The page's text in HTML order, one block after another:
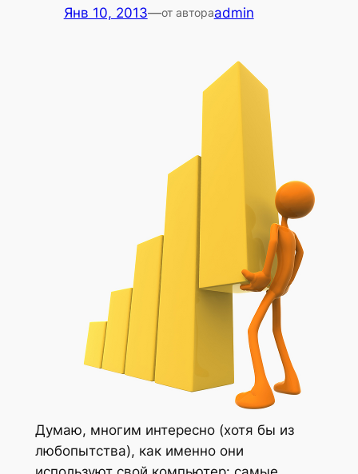
Янв 10, 2013—от автораadmin
Думаю, многим интересно (хотя бы из
любопытства), как именно они